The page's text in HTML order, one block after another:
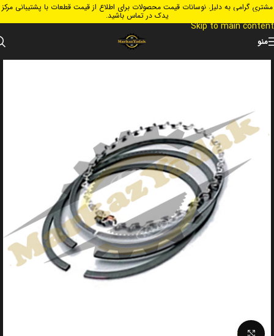
Skip to navigation
Skip to main content
مشتری گرامی به دلیل نوسانات قیمت محصولات برای اطلاع از قیمت قطعات با پشتیبانی مرکز
یدک در تماس باشید.
منو